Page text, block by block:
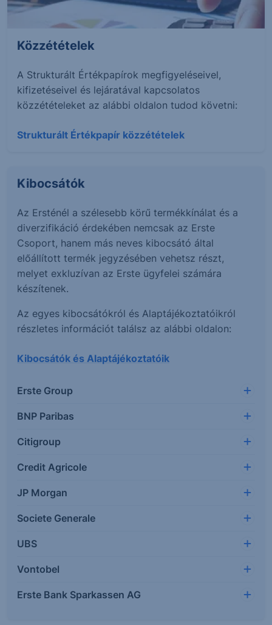
Közzétételek
A Strukturált Értékpapírok megfigyeléseivel,
kifizetéseivel és lejáratával kapcsolatos
közzétételeket az alábbi oldalon tudod követni:
Strukturált Értékpapír közzétételek
Kibocsátók
Az Ersténél a szélesebb körű termékkínálat és a
diverzifikáció érdekében nemcsak az Erste
Csoport, hanem más neves kibocsátó által
előállított termék jegyzésében vehetsz részt,
melyet exkluzívan az Erste ügyfelei számára
készítenek.
Az egyes kibocsátókról és Alaptájékoztatóikról
részletes információt találsz az alábbi oldalon:
Kibocsátók és Alaptájékoztatóik
Erste Group
BNP Paribas
Citigroup
Credit Agricole
JP Morgan
Societe Generale
UBS
Vontobel
Erste Bank Sparkassen AG